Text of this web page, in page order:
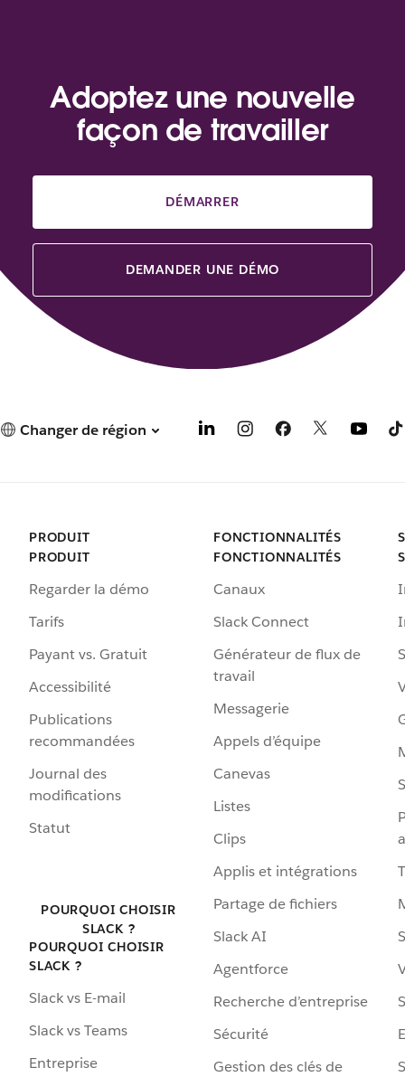
Adoptez une nouvelle
façon de travailler
DÉMARRER
DEMANDER UNE DÉMO
Changer de région
PRODUIT
PRODUIT
Regarder la démo
Tarifs
Payant vs. Gratuit
Accessibilité
Publications
recommandées
Journal des
modifications
Statut
POURQUOI CHOISIR
SLACK ?
POURQUOI CHOISIR
SLACK ?
Slack vs E-mail
Slack vs Teams
Entreprise
FONCTIONNALITÉS
FONCTIONNALITÉS
Canaux
Slack Connect
Générateur de flux de
travail
Messagerie
Appels d’équipe
Canevas
Listes
Clips
Applis et intégrations
Partage de fichiers
Slack AI
Agentforce
Recherche d’entreprise
Sécurité
Gestion des clés de